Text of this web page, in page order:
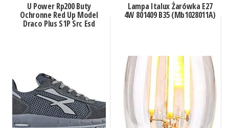
U Power Rp200 Buty
Ochronne Red Up Model
Draco Plus S1P Src Esd
Lampa Italux Żarówka E27
4W 801409 B35 (Mb1028011A)